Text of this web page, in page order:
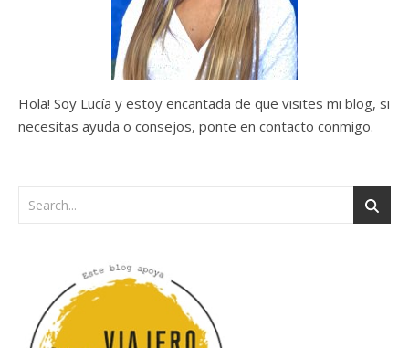
Hola! Soy Lucía y estoy encantada de que visites mi blog, si
necesitas ayuda o consejos, ponte en contacto conmigo.